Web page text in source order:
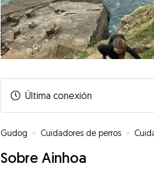
Última conexión
Gudog » Cuidadores de perros »
Sobre Ainhoa